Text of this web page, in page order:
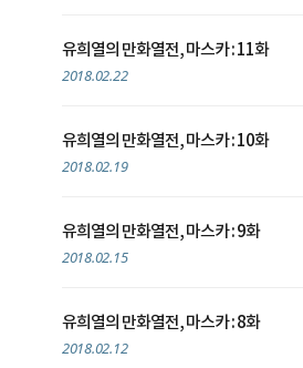
유희열의 만화열전, 마스카 : 11화
2018.02.22
유희열의 만화열전, 마스카 : 10화
2018.02.19
유희열의 만화열전, 마스카 : 9화
2018.02.15
유희열의 만화열전, 마스카 : 8화
2018.02.12